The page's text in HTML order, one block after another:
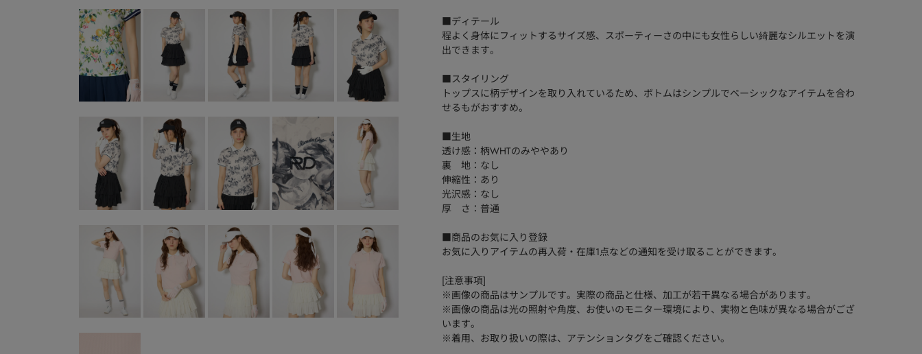
■ディテール
程よく身体にフィットするサイズ感、スポーティーさの中にも女性らしい綺麗なシルエットを演
出できます。
■スタイリング
トップスに柄デザインを取り入れているため、ボトムはシンプルでベーシックなアイテムを合わ
せるもがおすすめ。
■生地
透け感：柄WHTのみややあり
裏 地：なし
伸縮性：あり
光沢感：なし
厚 さ：普通
■商品のお気に入り登録
お気に入りアイテムの再入荷・在庫1点などの通知を受け取ることができます。
[注意事項]
※画像の商品はサンプルです。実際の商品と仕様、加工が若干異なる場合があります。
※画像の商品は光の照射や角度、お使いのモニター環境により、実物と色味が異なる場合がござ
います。
※着用、お取り扱いの際は、アテンションタグをご確認ください。